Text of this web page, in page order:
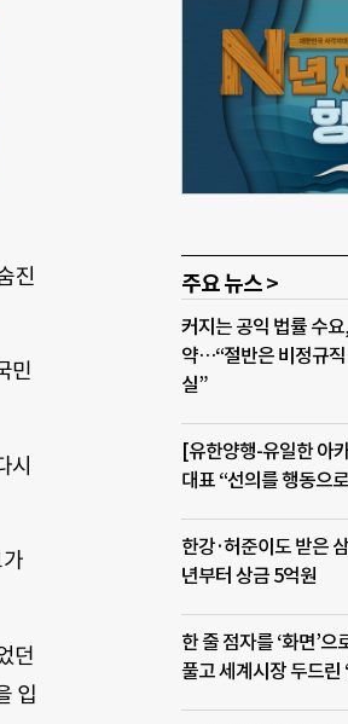
진
민
시
던
입
주요 뉴스 >
커지는 공익 법률 수
약…“절반은 비정규
실”
[유한양행-유일한 아
대표 “선의를 행동으
한강·허준이도 받은
년부터 상금 5억원
한 줄 점자를 ‘화면’
풀고 세계시장 두드린